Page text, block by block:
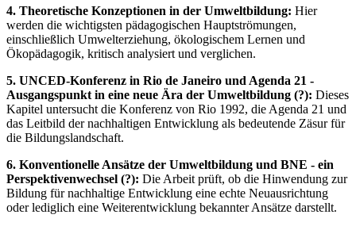
4. Theoretische Konzeptionen in der Umweltbildung: Hier
werden die wichtigsten pädagogischen Hauptströmungen,
einschließlich Umwelterziehung, ökologischem Lernen und
Ökopädagogik, kritisch analysiert und verglichen.
5. UNCED-Konferenz in Rio de Janeiro und Agenda 21 -
Ausgangspunkt in eine neue Ära der Umweltbildung (?): Dieses
Kapitel untersucht die Konferenz von Rio 1992, die Agenda 21 und
das Leitbild der nachhaltigen Entwicklung als bedeutende Zäsur für
die Bildungslandschaft.
6. Konventionelle Ansätze der Umweltbildung und BNE - ein
Perspektivenwechsel (?): Die Arbeit prüft, ob die Hinwendung zur
Bildung für nachhaltige Entwicklung eine echte Neuausrichtung
oder lediglich eine Weiterentwicklung bekannter Ansätze darstellt.